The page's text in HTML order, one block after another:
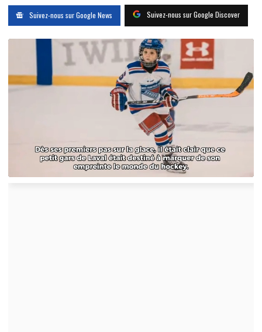
Suivez-nous sur Google News Suivez-nous sur Google Discover